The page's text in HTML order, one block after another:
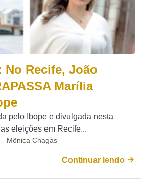
No Recife, João
Marília
pelo Ibope e divulgada nesta
eleições em Recife...
Mônica Chagas
Continuar lendo